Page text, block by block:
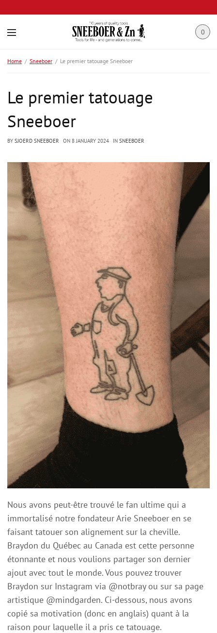
0
Home Sneeboer Le premier tatouage Sneeboer
Le premier tatouage
Sneeboer
BY SJOERD SNEEBOER ON 8 JANUARY 2024 IN SNEEBOER
Nous avons peut-être trouvé le fan ultime qui a
immortalisé notre fondateur Arie Sneeboer en se
faisant tatouer son alignement sur la cheville.
Braydon du Québec au Canada est cette personne
étonnante et nous voulions partager son dernier
ajout avec tout le monde. Vous pouvez trouver
Braydon sur Instagram via @notbray ou sur sa page
artistique @mindgarden. Ci-dessous, nous avons
copié sa motivation (donc en anglais) quant à la
raison pour laquelle il a pris ce tatouage.